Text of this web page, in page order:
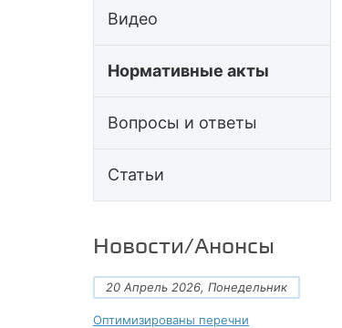
Видео
Нормативные акты
Вопросы и ответы
Статьи
Новости/Анонсы
20 Апрель 2026, Понедельник
Оптимизированы перечни